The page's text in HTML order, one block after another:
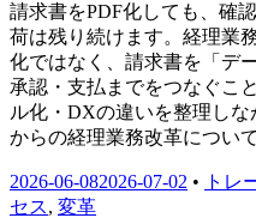
請求書をPDF化しても、確
荷は残り続けます。経理業
化ではなく、請求書を「デ
承認・支払までをつなぐこ
ル化・DXの違いを整理しな
からの経理業務改革につい
2026-06-082026-07-02 • トレ
セス, 変革